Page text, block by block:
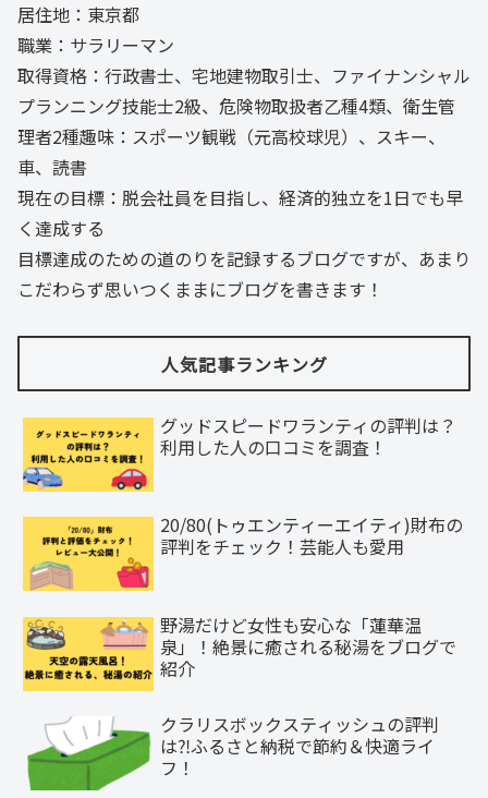
居住地：東京都
職業：サラリーマン
取得資格：行政書士、宅地建物取引士、ファイナンシャル
プランニング技能士2級、危険物取扱者乙種4類、衛生管
理者2種趣味：スポーツ観戦（元高校球児）、スキー、
車、読書
現在の目標：脱会社員を目指し、経済的独立を1日でも早
く達成する
目標達成のための道のりを記録するブログですが、あまり
こだわらず思いつくままにブログを書きます！
人気記事ランキング
グッドスピードワランティの評判は？
利用した人の口コミを調査！
20/80(トゥエンティーエイティ)財布の
評判をチェック！芸能人も愛用
野湯だけど女性も安心な「蓮華温
泉」！絶景に癒される秘湯をブログで
紹介
クラリスボックスティッシュの評判
は⁈ふるさと納税で節約＆快適ライ
フ！